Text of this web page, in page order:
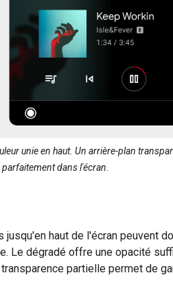
unie en haut. Un arrière-plan
dans l'écran.
haut de l'écran peuvent
Le dégradé offre une opacité
partielle permet de